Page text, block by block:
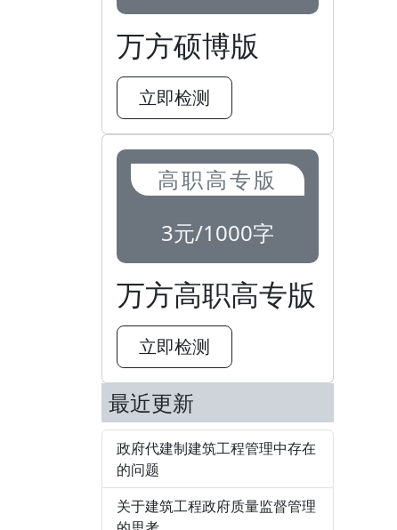
万方硕博版
立即检测
高职高专版
3元/1000字
万方高职高专版
立即检测
最近更新
政府代建制建筑工程管理中存在
的问题
关于建筑工程政府质量监督管理